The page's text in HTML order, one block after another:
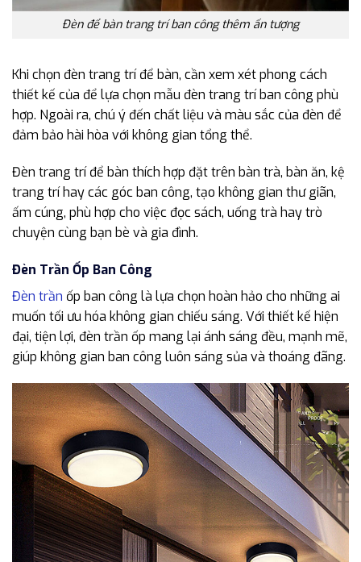
Đèn để bàn trang trí ban công thêm ấn tượng
Khi chọn đèn trang trí để bàn, cần xem xét phong cách
thiết kế của để lựa chọn mẫu đèn trang trí ban công phù
hợp. Ngoài ra, chú ý đến chất liệu và màu sắc của đèn để
đảm bảo hài hòa với không gian tổng thể.
Đèn trang trí để bàn thích hợp đặt trên bàn trà, bàn ăn, kệ
trang trí hay các góc ban công, tạo không gian thư giãn,
ấm cúng, phù hợp cho việc đọc sách, uống trà hay trò
chuyện cùng bạn bè và gia đình.
Đèn Trần Ốp Ban Công
Đèn trần ốp ban công là lựa chọn hoàn hảo cho những ai
muốn tối ưu hóa không gian chiếu sáng. Với thiết kế hiện
đại, tiện lợi, đèn trần ốp mang lại ánh sáng đều, mạnh mẽ,
giúp không gian ban công luôn sáng sủa và thoáng đãng.